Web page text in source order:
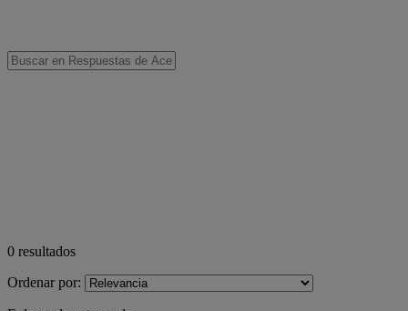
0 resultados
Ordenar por: